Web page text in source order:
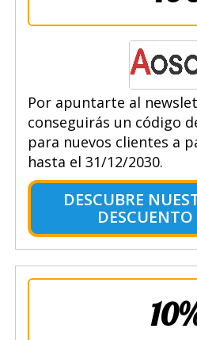
Por apuntarte al
conseguirás un código
para nuevos clientes a
hasta el 31/12/2030.
DESCUBRE